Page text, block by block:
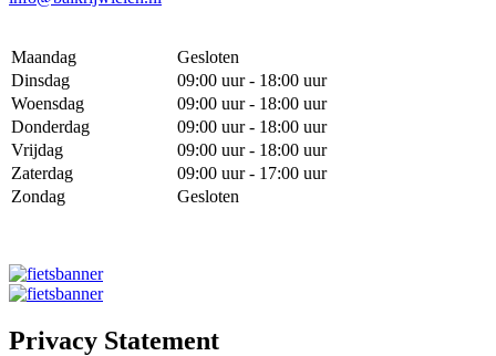
Maandag
Gesloten
Dinsdag
09:00 uur - 18:00 uur
Woensdag
09:00 uur - 18:00 uur
Donderdag
09:00 uur - 18:00 uur
Vrijdag
09:00 uur - 18:00 uur
Zaterdag
09:00 uur - 17:00 uur
Zondag
Gesloten
Privacy Statement